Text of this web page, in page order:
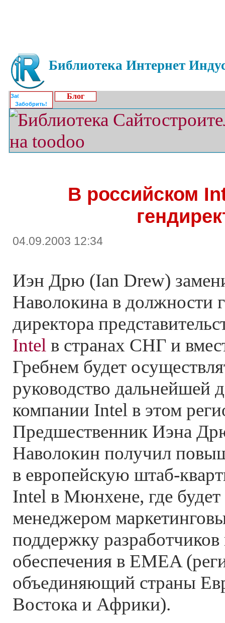
Библиотека Интернет
Забобрить!
Блог
В российском
04.09.2003 12:34
Иэн Дрю (Ian Drew)
Наволокина в должности
директора
Intel в странах СНГ и
Гребнем будет
руководство дальнейшей
компании Intel в этом
Предшественник Иэна
Наволокин получил
в европейскую штаб-
Intel в Мюнхене, где будет
менеджером
поддержку
обеспечения в EMEA
объединяющий страны
Востока и Африки).